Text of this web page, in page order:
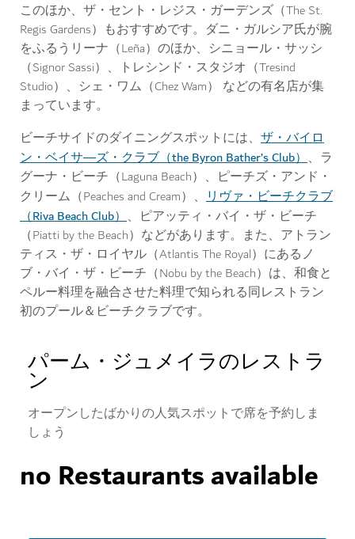
このほか、ザ・セント・レジス・ガーデンズ（The St.
Regis Gardens）もおすすめです。ダニ・ガルシア氏が腕
をふるうリーナ（Leña）のほか、シニョール・サッシ
（Signor Sassi）、トレシンド・スタジオ（Tresind
Studio）、シェ・ワム（Chez Wam） などの有名店が集
まっています。
ビーチサイドのダイニングスポットには、 ザ・バイロ
ン・ベイサ―ズ・クラブ（the Byron Bather’s Club）、ラ
グーナ・ビーチ（Laguna Beach）、ピーチズ・アンド・
クリーム（Peaches and Cream）、 リヴァ・ビーチクラブ
（Riva Beach Club）、ピアッティ・バイ・ザ・ビーチ
（Piatti by the Beach）などがあります。また、アトラン
ティス・ザ・ロイヤル（Atlantis The Royal）にあるノ
ブ・バイ・ザ・ビーチ（Nobu by the Beach）は、和食と
ペルー料理を融合させた料理で知られる同レストラン
初のプール＆ビーチクラブです。
パーム・ジュメイラのレストラ
ン
オープンしたばかりの人気スポットで席を予約しま
しょう
no Restaurants available